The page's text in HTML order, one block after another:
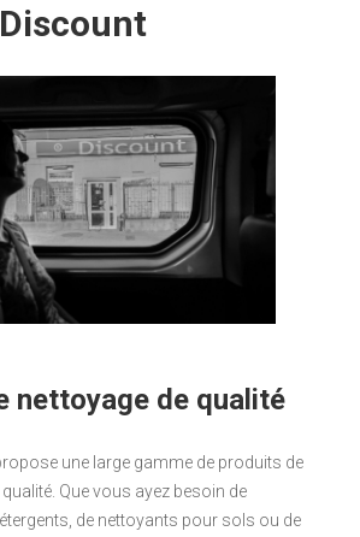
nettoyage de qualité
une large gamme de produits de
Que vous ayez besoin de
de nettoyants pour sols ou de